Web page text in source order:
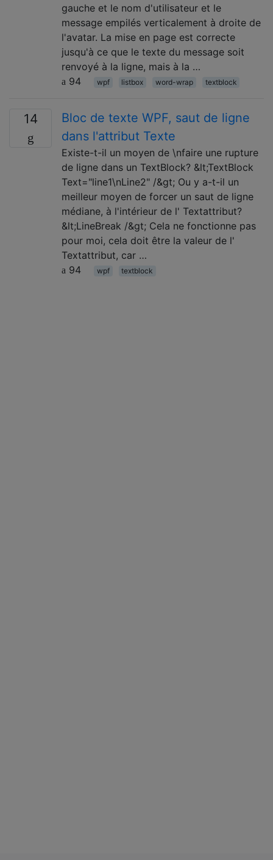
gauche et le nom d'utilisateur et le
message empilés verticalement à droite de
l'avatar. La mise en page est correcte
jusqu'à ce que le texte du message soit
renvoyé à la ligne, mais à la …
94
wpf listbox word-wrap textblock
14
Bloc de texte WPF, saut de ligne
dans l'attribut Texte
Existe-t-il un moyen de \nfaire une rupture
de ligne dans un TextBlock? &lt;TextBlock
Text="line1\nLine2" /&gt; Ou y a-t-il un
meilleur moyen de forcer un saut de ligne
médiane, à l'intérieur de l' Textattribut?
&lt;LineBreak /&gt; Cela ne fonctionne pas
pour moi, cela doit être la valeur de l'
Textattribut, car …
94
wpf textblock